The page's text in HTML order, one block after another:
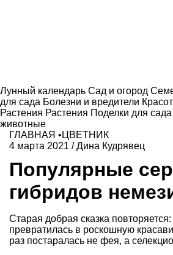
Лунный календарь Сад и огород
для сада Болезни и вредители
Растения Растения Поделки для сада
животные
ГЛАВНАЯ • ЦВЕТНИК
4 марта 2021 /Дина Кудрявец
Популярные
гибридов
Старая добрая сказка
превратилась в роскошную
раз постаралась не фея, а